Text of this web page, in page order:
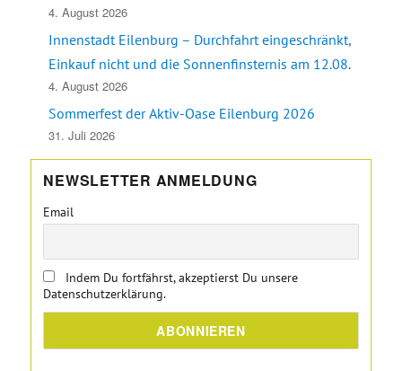
4. August 2026
Innenstadt Eilenburg – Durchfahrt eingeschränkt,
Einkauf nicht und die Sonnenfinsternis am 12.08.
4. August 2026
Sommerfest der Aktiv-Oase Eilenburg 2026
31. Juli 2026
NEWSLETTER ANMELDUNG
Email
Indem Du fortfährst, akzeptierst Du unsere
Datenschutzerklärung.